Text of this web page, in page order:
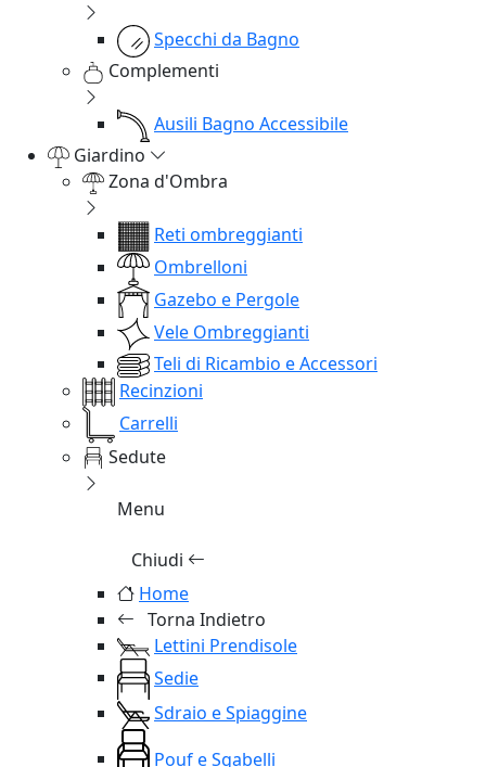
Specchi da Bagno
Complementi
Ausili Bagno Accessibile
Giardino
Zona d'Ombra
Reti ombreggianti
Ombrelloni
Gazebo e Pergole
Vele Ombreggianti
Teli di Ricambio e Accessori
Recinzioni
Carrelli
Sedute
Menu
Chiudi
Home
Torna Indietro
Lettini Prendisole
Sedie
Sdraio e Spiaggine
Pouf e Sgabelli